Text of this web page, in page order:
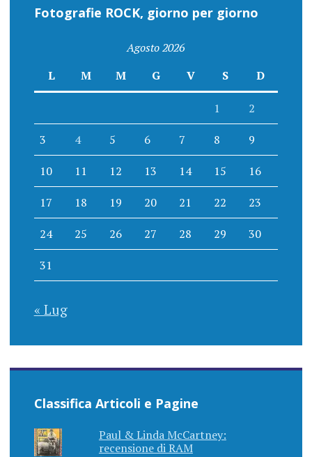
Fotografie ROCK, giorno per giorno
Agosto 2026
L
M M G V S D
1 2
3 4 5 6 7 8 9
10 11 12 13 14 15 16
17 18 19 20 21 22 23
24 25 26 27 28 29 30
31
« Lug
Classifica Articoli e Pagine
Paul & Linda McCartney:
recensione di RAM